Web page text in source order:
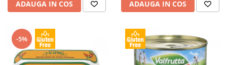
ADAUGA IN COS ADAUGA IN COS
-5%